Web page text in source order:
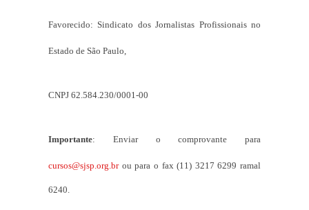
Favorecido: Sindicato dos Jornalistas Profissionais no
Estado de São Paulo,
CNPJ 62.584.230/0001-00
Importante: Enviar o comprovante para
cursos@sjsp.org.brou para o fax (11) 3217 6299 ramal
6240.